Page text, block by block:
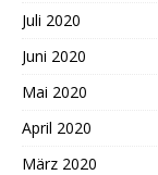
Juli 2020
Juni 2020
Mai 2020
April 2020
März 2020